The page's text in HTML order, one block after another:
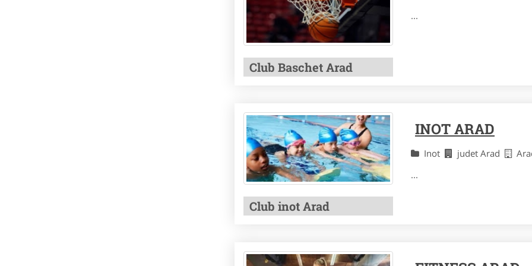
Club Baschet Arad
...
Club inot Arad
INOT ARAD
Inot judet Arad
...